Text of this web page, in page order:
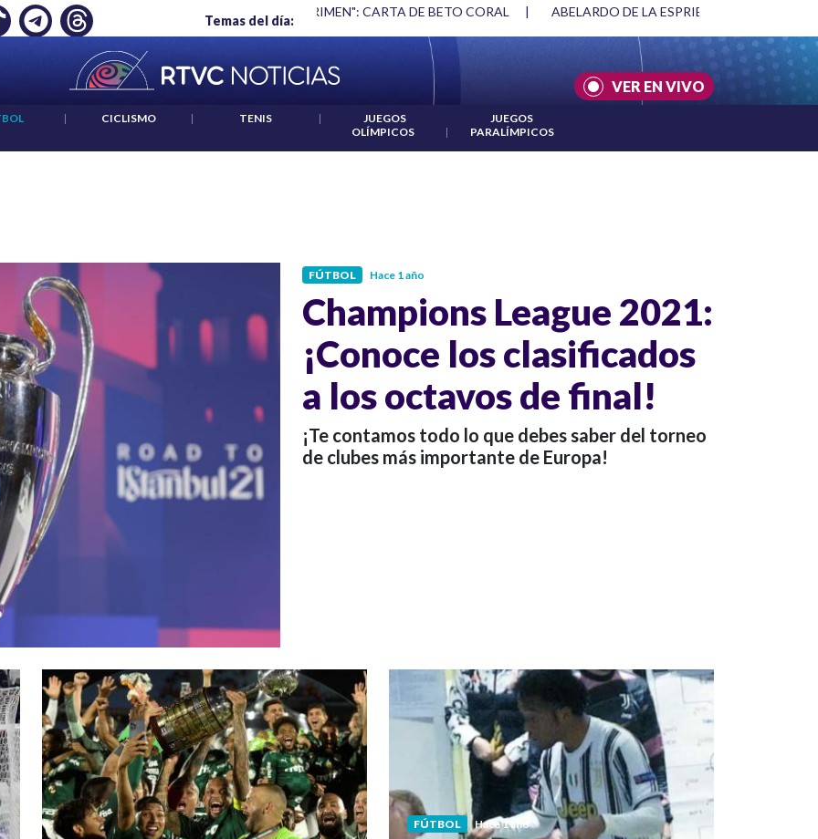
Temas del día:
NO ES UN CRIMEN": CARTA DE BETO CORAL ABELARDO DE LA ESPRIELLA Y DMG | ACUERDOS ENTRE ESTADOS UNIDOS
VER EN VIVO
| CICLISMO | TENIS |
JUEGOS
OLÍMPICOS
|
JUEGOS
PARALÍMPICOS
FÚTBOL Hace 1 año
Champions League 2021:
¡Conoce los clasificados
a los octavos de final!
¡Te contamos todo lo que debes saber del torneo
de clubes más importante de Europa!
FÚTBOL Hace 1 año